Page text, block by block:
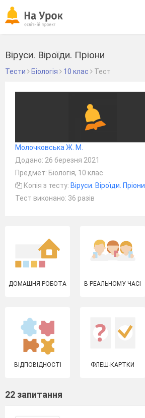
Віруси. Віроїди. Пріони
Тести Біологія 10 клас Тест
Молочковська Ж. М.
Додано: 26 березня 2021
Предмет: Біологія, 10 клас
Копія з тесту: Віруси. Віроїди. Пріони
Тест виконано: 36 разів
ДОМАШНЯ РОБОТА В РЕАЛЬНОМУ ЧАСІ
ВІДПОВІДНОСТІ ФЛЕШ-КАРТКИ
22 запитання